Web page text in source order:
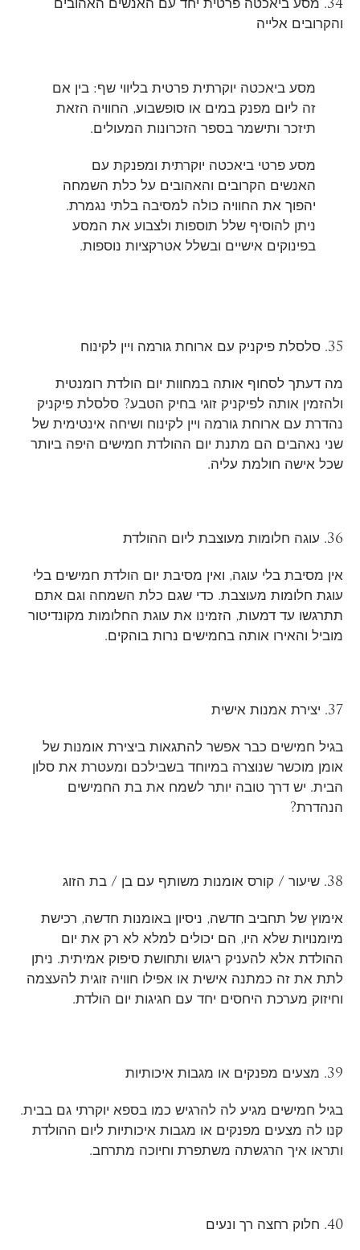
והקרובים אלייה
מסע ביאכטה יוקרתית פרטית בליווי שף: בין אם
זה ליום מפנק במים או סופשבוע, החוויה הזאת
תיזכר ותישמר בספר הזכרונות המעולים.
מסע פרטי ביאכטה יוקרתית ומפנקת עם
האנשים הקרובים והאהובים על כלת השמחה
יהפוך את החוויה כולה למסיבה בלתי נגמרת.
ניתן להוסיף שלל תוספות ולצבוע את המסע
בפינוקים אישיים ובשלל אטרקציות נוספות.
35. סלסלת פיקניק עם ארוחת גורמה ויין לקינוח
מה דעתך לסחוף אותה במחוות יום הולדת רומנטית
ולהזמין אותה לפיקניק זוגי בחיק הטבע? סלסלת פיקניק
נהדרת עם ארוחת גורמה ויין לקינוח ושיחה אינטימית של
שני נאהבים הם מתנת יום ההולדת חמישים היפה ביותר
שכל אישה חולמת עליה.
36. עוגה חלומות מעוצבת ליום ההולדת
אין מסיבת בלי עוגה, ואין מסיבת יום הולדת חמישים בלי
עוגת חלומות מעוצבת. כדי שגם כלת השמחה וגם אתם
תתרגשו עד דמעות, הזמינו את עוגת החלומות מקונדיטור
מוביל והאירו אותה בחמישים נרות בוהקים.
37. יצירת אמנות אישית
בגיל חמישים כבר אפשר להתגאות ביצירת אומנות של
אומן מוכשר שנוצרה במיוחד בשבילכם ומעטרת את סלון
הבית. יש דרך טובה יותר לשמח את בת החמישים
הנהדרת?
38. שיעור / קורס אומנות משותף עם בן / בת הזוג
אימוץ של תחביב חדשה, ניסיון באומנות חדשה, רכישת
מיומנויות שלא היו, הם יכולים למלא לא רק את יום
ההולדת אלא להעניק ריגוש ותחושת סיפוק אמיתית. ניתן
לתת את זה כמתנה אישית או אפילו חוויה זוגית להעצמה
וחיזוק מערכת היחסים יחד עם חגיגות יום הולדת.
39. מצעים מפנקים או מגבות איכותיות
בגיל חמישים מגיע לה להרגיש כמו בספא יוקרתי גם בבית.
קנו לה מצעים מפנקים או מגבות איכותיות ליום ההולדת
ותראו איך הרגשתה משתפרת וחיוכה מתרחב.
40. חלוק רחצה רך ונעים